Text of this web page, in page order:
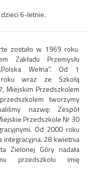
6-letnie.
zostało w 1969 roku.
Zakładu Przemysłu
Wełna”. Od 1
wraz ze Szkołą
Miejskim Przedszkolem
tworzymy
nazwę: Zespół
Przedszkole Nr 30
Od 2000 roku
integracyjna. 28 kwietnia
Zielonej Góry nadała
przedszkolu imię